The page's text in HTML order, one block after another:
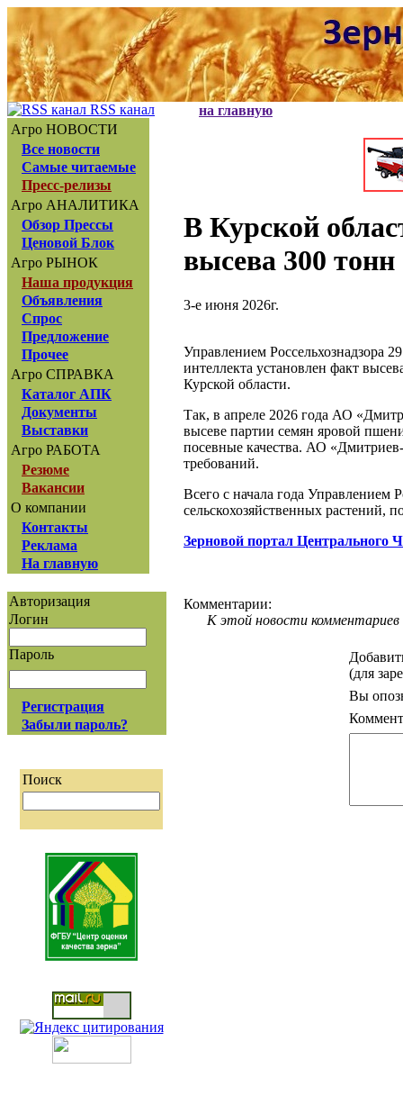
RSS канал
Агро НОВОСТИ
Все новости
Самые читаемые
Пресс-релизы
Агро АНАЛИТИКА
Обзор Прессы
Ценовой Блок
Агро РЫНОК
Наша продукция
Объявления
Спрос
Предложение
Прочее
Агро СПРАВКА
Каталог АПК
Документы
Выставки
Агро РАБОТА
Резюме
Вакансии
О компании
Контакты
Реклама
На главную
Авторизация
Логин
Пароль
Регистрация
Забыли пароль?
Поиск
на главную
В Курской
высева 300 тонн
3-е июня 2026г.
Управлением Россельхознадзора
интеллекта установлен факт
Курской области.
Так, в апреле 2026 года АО
высеве партии семян яровой
посевные качества. АО
требований.
Всего с начала года Управлением
сельскохозяйственных растений,
Зерновой портал Центрального
Комментарии:
К этой новости комментариев
(для
Вы